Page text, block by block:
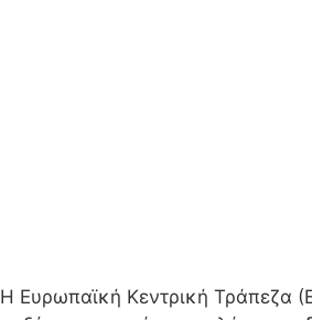
Η Ευρωπαϊκή Κεντρική Τράπεζα